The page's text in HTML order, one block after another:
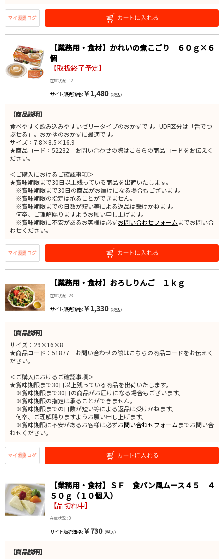
【業務用・食材】かれいの煮こごり ６０ｇ×６
個
【取扱終了予定】
在庫状況 : 12
サイト販売価格 : ￥1,480（税込）
【商品説明】
食べやすく飲み込みやすいゼリータイプのおかずです。UDF区分は「舌でつ
ぶせる」。おかゆのおかずに最適です。
サイズ：7.8×8.5×16.9
★商品コード：52232 お問い合わせの際はこちらの商品コードをお伝えく
ださい。
＜ご購入におけるご確認事項＞
★賞味期限まで30日以上残っている商品を出荷いたします。
※賞味期限まで30日の商品がお届けになる場合もございます。
※賞味期限の指定は承ることができません。
※賞味期限までの日数が短い等による返品は受けかねます。
何卒、ご理解賜りますようお願い申し上げます。
※賞味期限に不安があるお客様は必ずお問い合わせフォームまでお問い合
わせください。
【業務用・食材】おろしりんご １ｋｇ
在庫状況 : 23
サイト販売価格 : ￥1,330（税込）
【商品説明】
サイズ：29×16×8
★商品コード：51877 お問い合わせの際はこちらの商品コードをお伝えく
ださい。
＜ご購入におけるご確認事項＞
★賞味期限まで30日以上残っている商品を出荷いたします。
※賞味期限まで30日の商品がお届けになる場合もございます。
※賞味期限の指定は承ることができません。
※賞味期限までの日数が短い等による返品は受けかねます。
何卒、ご理解賜りますようお願い申し上げます。
※賞味期限に不安があるお客様は必ずお問い合わせフォームまでお問い合
わせください。
【業務用・食材】ＳＦ 食パン風ムース４５ ４
５０ｇ（１０個入）
【品切れ中】
在庫状況 : 0
サイト販売価格 : ￥730（税込）
【商品説明】